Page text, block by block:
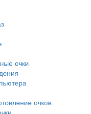
очки
очков